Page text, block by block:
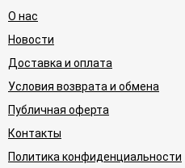
О нас
Новости
Доставка и оплата
Условия возврата и обмена
Публичная оферта
Контакты
Политика конфиденциальности